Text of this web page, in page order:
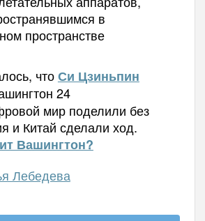
в
пространстве
чтоСи Цзиньпин
24
мир поделили без
и Китай сделали ход.
Вашингтон?
Лебедева